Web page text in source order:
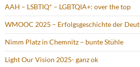
AAH – LSBTIQ* – LGBTQIA+: over the top
WMOOC 2025 – Erfolgsgeschichte der
Nimm Platz in Chemnitz – bunte Stühle
Light Our Vision 2025- ganz ok